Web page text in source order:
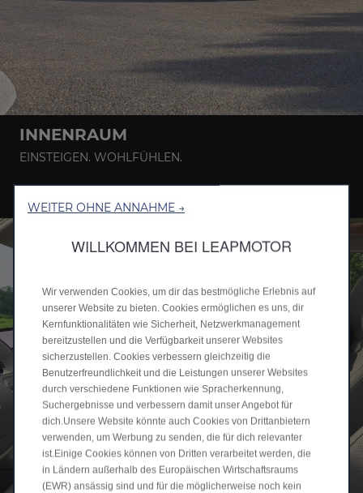
INNENRAUM
EINSTEIGEN. WOHLFÜHLEN.
WEITER OHNE ANNAHME →
WILLKOMMEN BEI LEAPMOTOR
Wir verwenden Cookies, um dir das bestmögliche Erlebnis auf
unserer Website zu bieten. Cookies ermöglichen es uns, dir
Kernfunktionalitäten wie Sicherheit, Netzwerkmanagement
bereitzustellen und die Verfügbarkeit unserer Websites
sicherzustellen. Cookies verbessern gleichzeitig die
Benutzerfreundlichkeit und die Leistungen unserer Websites
durch verschiedene Funktionen wie Spracherkennung,
Suchergebnisse und verbessern damit unser Angebot für
dich.Unsere Website könnte auch Cookies von Drittanbietern
verwenden, um Werbung zu senden, die für dich relevanter
ist.Einige Cookies können von Dritten verarbeitet werden, die
in Ländern außerhalb des Europäischen Wirtschaftsraums
(EWR) ansässig sind und für die möglicherweise noch kein